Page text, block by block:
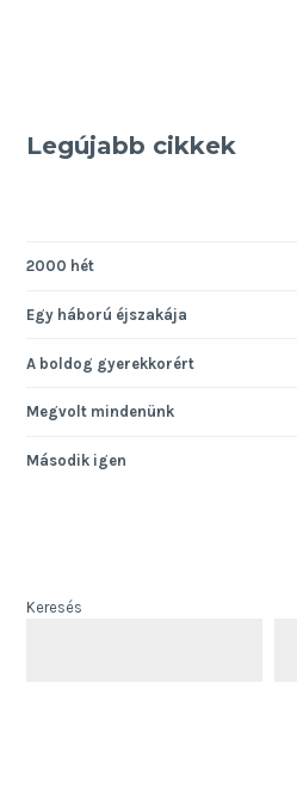
Legújabb cikkek
2000 hét
Egy háború éjszakája
A boldog gyerekkorért
Megvolt mindenünk
Második igen
Keresés